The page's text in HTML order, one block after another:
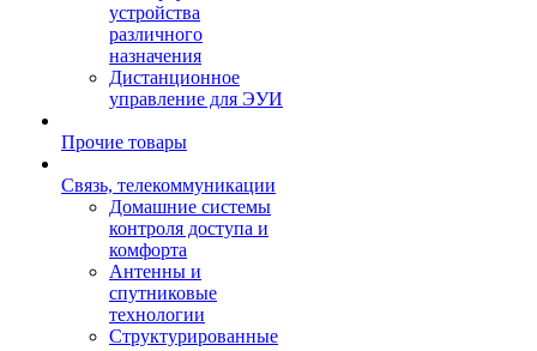
устройства
различного
назначения
Дистанционное
управление для ЭУИ
Прочие товары
Связь, телекоммуникации
Домашние системы
контроля доступа и
комфорта
Антенны и
спутниковые
технологии
Структурированные